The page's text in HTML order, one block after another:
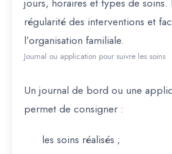
régularité des interventions et
l’organisation familiale.
Journal ou application pour suivre les soins
Un journal de bord ou une
permet de consigner :
les soins réalisés ;